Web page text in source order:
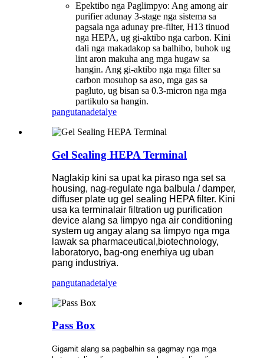
Epektibo nga Paglimpyo: Ang among air
purifier adunay 3-stage nga sistema sa
pagsala nga adunay pre-filter, H13 tinuod
nga HEPA, ug gi-aktibo nga carbon. Kini
dali nga makadakop sa balhibo, buhok ug
lint aron makuha ang mga hugaw sa
hangin. Ang gi-aktibo nga mga filter sa
carbon mosuhop sa aso, mga gas sa
pagluto, ug bisan sa 0.3-micron nga mga
partikulo sa hangin.
pangutanadetalye
Gel Sealing HEPA Terminal
Naglakip kini sa upat ka piraso nga set sa
housing, nag-regulate nga balbula / damper,
diffuser plate ug gel sealing HEPA filter. Kini
usa ka terminal air filtration ug purification
device alang sa limpyo nga air conditioning
system ug angay alang sa limpyo nga mga
lawak sa pharmaceutical,biotechnology,
laboratoryo, bag-ong enerhiya ug uban
pang industriya.
pangutanadetalye
Pass Box
Gigamit alang sa pagbalhin sa gagmay nga mga